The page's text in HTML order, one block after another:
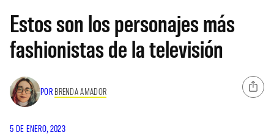
Estos son los personajes más
fashionistas de la televisión
POR BRENDA AMADOR
5 DE ENERO, 2023